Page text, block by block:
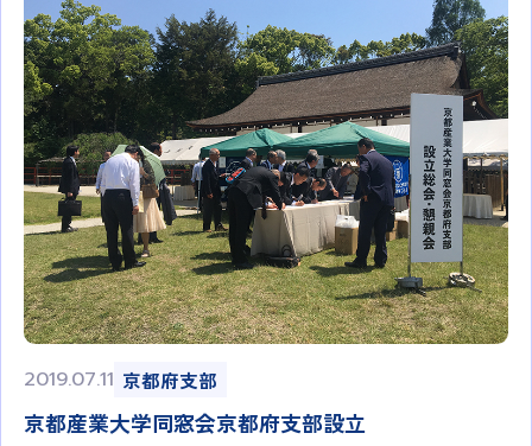
2019.07.11 京都府支部
京都産業大学同窓会京都府支部設立